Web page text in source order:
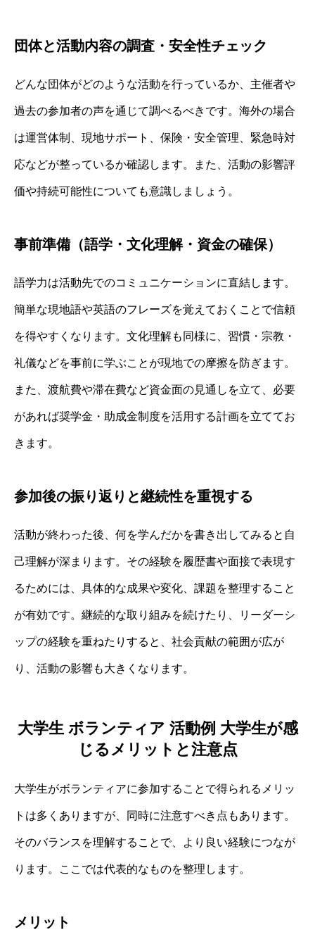
団体と活動内容の調査・安全性チェック
どんな団体がどのような活動を行っているか、主催者や
過去の参加者の声を通じて調べるべきです。海外の場合
は運営体制、現地サポート、保険・安全管理、緊急時対
応などが整っているか確認します。また、活動の影響評
価や持続可能性についても意識しましょう。
事前準備（語学・文化理解・資金の確保）
語学力は活動先でのコミュニケーションに直結します。
簡単な現地語や英語のフレーズを覚えておくことで信頼
を得やすくなります。文化理解も同様に、習慣・宗教・
礼儀などを事前に学ぶことが現地での摩擦を防ぎます。
また、渡航費や滞在費など資金面の見通しを立て、必要
があれば奨学金・助成金制度を活用する計画を立ててお
きます。
参加後の振り返りと継続性を重視する
活動が終わった後、何を学んだかを書き出してみると自
己理解が深まります。その経験を履歴書や面接で表現す
るためには、具体的な成果や変化、課題を整理すること
が有効です。継続的な取り組みを続けたり、リーダーシ
ップの経験を重ねたりすると、社会貢献の範囲が広が
り、活動の影響も大きくなります。
大学生 ボランティア 活動例 大学生が感
じるメリットと注意点
大学生がボランティアに参加することで得られるメリッ
トは多くありますが、同時に注意すべき点もあります。
そのバランスを理解することで、より良い経験につなが
ります。ここでは代表的なものを整理します。
メリット